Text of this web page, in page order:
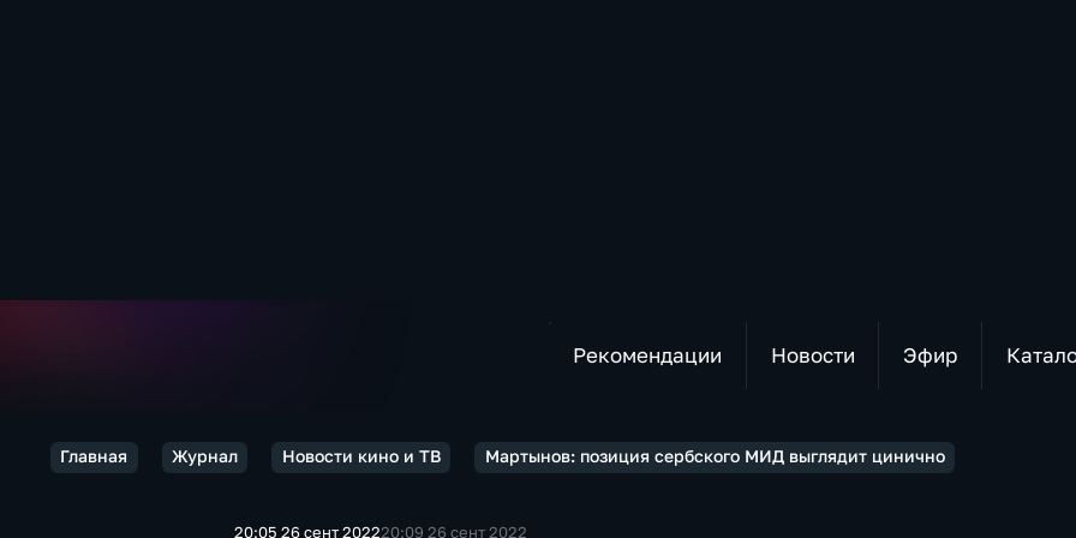
Рекомендации Новости Эфир
Главная Журнал Новости кино и ТВ Мартынов: позиция сербского МИД выглядит цинично
20:05 26 сент 202220:09 26 сент 2022